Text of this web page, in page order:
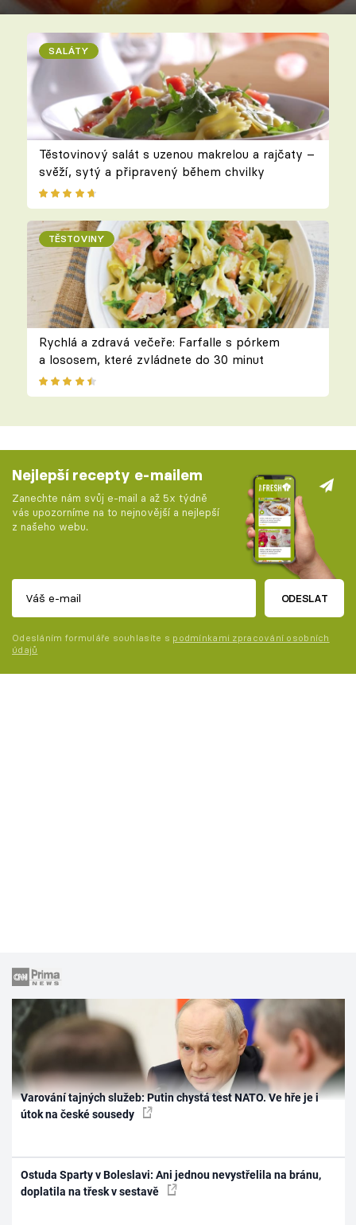
SALÁTY
Těstovinový salát s uzenou makrelou a rajčaty –
svěží, sytý a připravený během chvilky
TĚSTOVINY
Rychlá a zdravá večeře: Farfalle s pórkem
a lososem, které zvládnete do 30 minut
Nejlepší recepty e-mailem
Zanechte nám svůj e-mail a až 5x týdně
vás upozorníme na to nejnovější a nejlepší
z našeho webu.
ODESLAT
Odesláním formuláře souhlasíte s podmínkami zpracování osobních
údajů
Varování tajných služeb: Putin chystá test NATO. Ve hře je i
útok na české sousedy
Ostuda Sparty v Boleslavi: Ani jednou nevystřelila na bránu,
doplatila na třesk v sestavě